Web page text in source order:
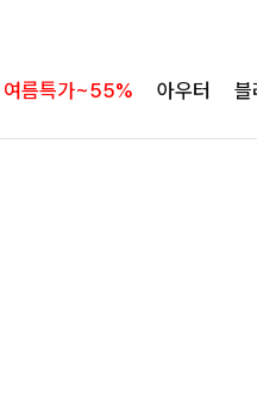
여름특가~55% 아우터 블